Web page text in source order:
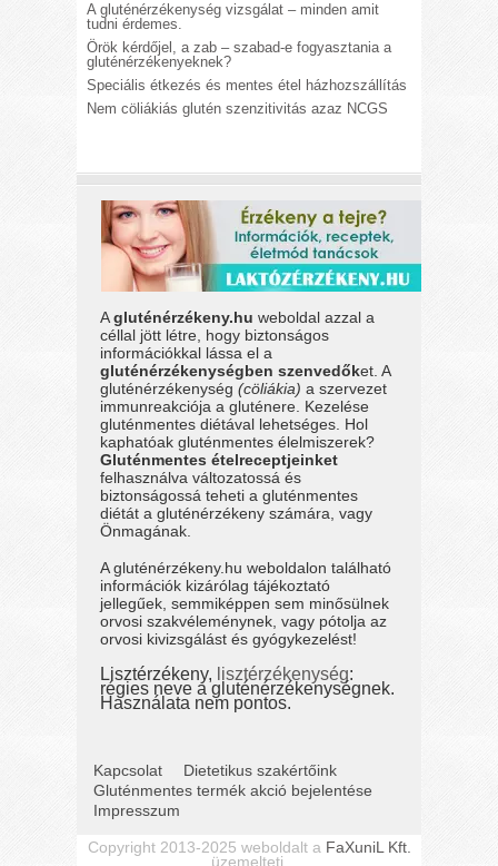
A gluténérzékenység vizsgálat – minden amit
tudni érdemes.
Örök kérdőjel, a zab – szabad-e fogyasztania a
gluténérzékenyeknek?
Speciális étkezés és mentes étel házhozszállítás
Nem cöliákiás glutén szenzitivitás azaz NCGS
Agluténérzékeny.hu weboldal azzal a
céllal jött létre, hogy biztonságos
információkkal lássa el a
gluténérzékenységben szenvedőket. A
gluténérzékenység(cöliákia) a szervezet
immunreakciója a gluténere. Kezelése
gluténmentes diétával lehetséges. Hol
kaphatóak gluténmentes élelmiszerek?
Gluténmentes ételreceptjeinket
felhasználva változatossá és
biztonságossá teheti a gluténmentes
diétát a gluténérzékeny számára, vagy
Önmagának.
A gluténérzékeny.hu weboldalon található
információk kizárólag tájékoztató
jellegűek, semmiképpen sem minősülnek
orvosi szakvéleménynek, vagy pótolja az
orvosi kivizsgálást és gyógykezelést!
Lisztérzékeny, lisztérzékenység:
régies neve a gluténérzékenységnek.
Használata nem pontos.
Kapcsolat
Dietetikus szakértőink
Gluténmentes termék akció bejelentése
Impresszum
Copyright 2013-2025 weboldalt a FaXuniL Kft.
üzemelteti.